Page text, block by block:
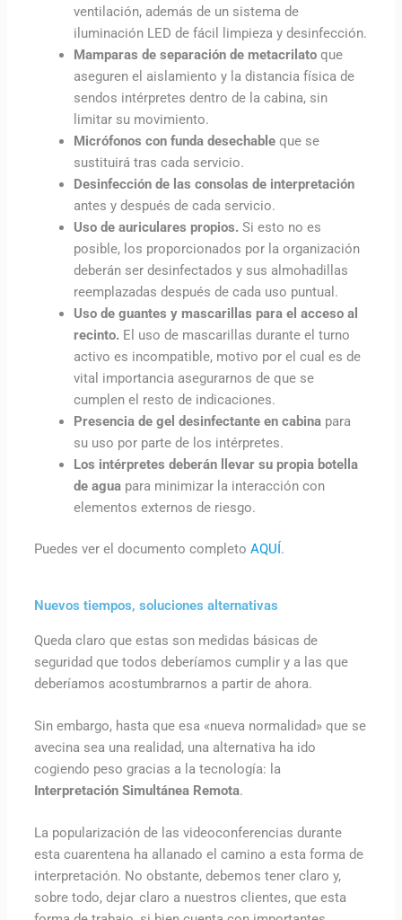
ventilación, además de un sistema de
iluminación LED de fácil limpieza y desinfección.
Mamparas de separación de metacrilato que
aseguren el aislamiento y la distancia física de
sendos intérpretes dentro de la cabina, sin
limitar su movimiento.
Micrófonos con funda desechable que se
sustituirá tras cada servicio.
Desinfección de las consolas de interpretación
antes y después de cada servicio.
Uso de auriculares propios. Si esto no es
posible, los proporcionados por la organización
deberán ser desinfectados y sus almohadillas
reemplazadas después de cada uso puntual.
Uso de guantes y mascarillas para el acceso al
recinto. El uso de mascarillas durante el turno
activo es incompatible, motivo por el cual es de
vital importancia asegurarnos de que se
cumplen el resto de indicaciones.
Presencia de gel desinfectante en cabinapara
su uso por parte de los intérpretes.
Los intérpretes deberán llevar su propia botella
de agua para minimizar la interacción con
elementos externos de riesgo.
Puedes ver el documento completo AQUÍ.
Nuevos tiempos, soluciones alternativas
Queda claro que estas son medidas básicas de
seguridad que todos deberíamos cumplir y a las que
deberíamos acostumbrarnos a partir de ahora.
Sin embargo, hasta que esa «nueva normalidad» que se
avecina sea una realidad, una alternativa ha ido
cogiendo peso gracias a la tecnología: la
Interpretación Simultánea Remota.
La popularización de las videoconferencias durante
esta cuarentena ha allanado el camino a esta forma de
interpretación. No obstante, debemos tener claro y,
sobre todo, dejar claro a nuestros clientes, que esta